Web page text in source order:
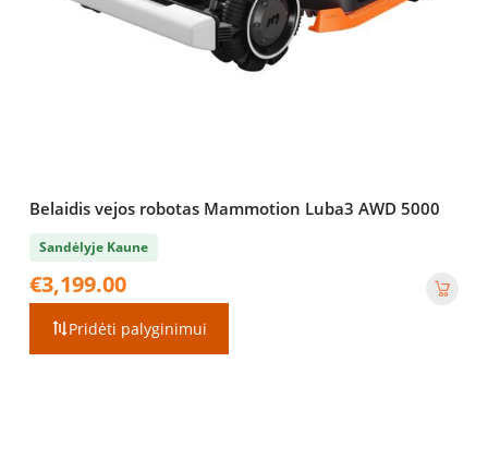
Belaidis vejos robotas Mammotion Luba3 AWD 5000
Sandėlyje Kaune
€3,199.00
Pridėti palyginimui